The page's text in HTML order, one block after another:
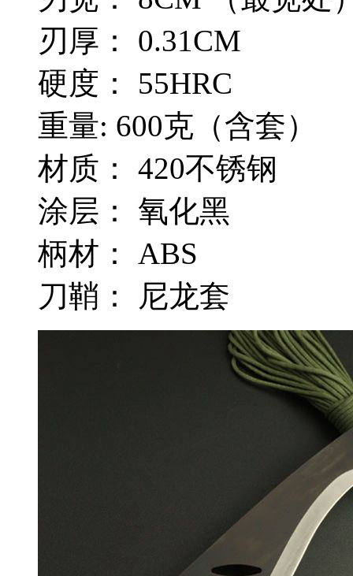
刃厚： 0.31CM
硬度： 55HRC
重量: 600克（含套）
材质： 420不锈钢
涂层： 氧化黑
柄材： ABS
刀鞘： 尼龙套